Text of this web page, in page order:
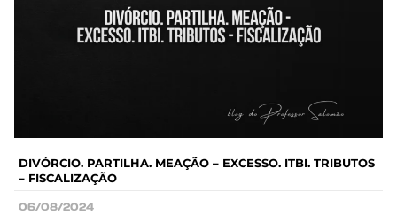
DIVÓRCIO. PARTILHA. MEAÇÃO – EXCESSO. ITBI. TRIBUTOS
– FISCALIZAÇÃO
06/08/2024